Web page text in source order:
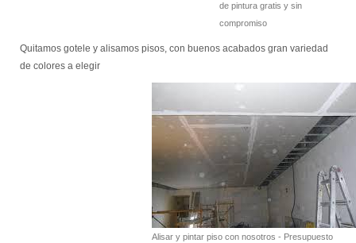
de pintura gratis y sin
compromiso
Quitamos gotele y alisamos pisos, con buenos acabados gran variedad
de colores a elegir
Alisar y pintar piso con nosotros - Presupuesto